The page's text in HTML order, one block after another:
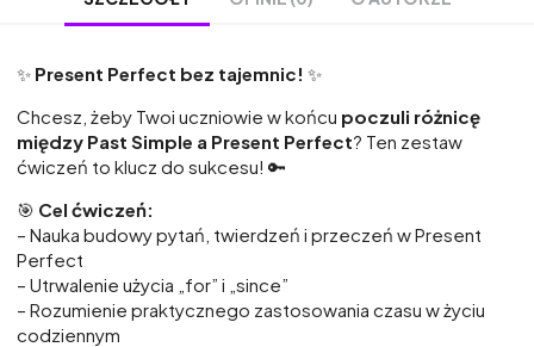
✨ Present Perfect bez tajemnic! ✨
Chcesz, żeby Twoi uczniowie w końcu poczuli różnicę
między Past Simple a Present Perfect? Ten zestaw
ćwiczeń to klucz do sukcesu! 🔑
🎯 Cel ćwiczeń:
– Nauka budowy pytań, twierdzeń i przeczeń w Present
Perfect
– Utrwalenie użycia „for” i „since”
– Rozumienie praktycznego zastosowania czasu w życiu
codziennym